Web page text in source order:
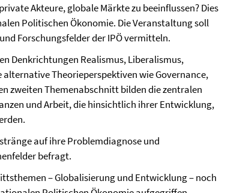
Akteure, globale Märkte zu beeinflussen? Dies
Politischen Ökonomie. Die Veranstaltung soll
Forschungsfelder der IPÖ vermitteln.
Denkrichtungen Realismus, Liberalismus,
Theorieperspektiven wie Governance,
zweiten Themenabschnitt bilden die zentralen
und Arbeit, die hinsichtlich ihrer Entwicklung,
auf ihre Problemdiagnose und
befragt.
– Globalisierung und Entwicklung – noch